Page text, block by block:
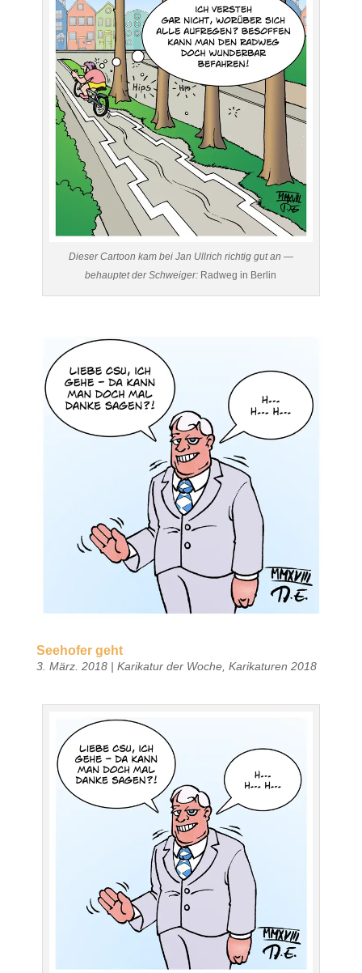
Dieser Cartoon kam bei Jan Ullrich richtig gut an —
behauptet der Schweiger: Radweg in Berlin
Seehofer geht
3. März. 2018| Karikatur der Woche, Karikaturen 2018